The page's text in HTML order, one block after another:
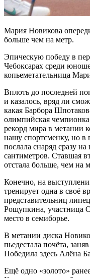
Мария Новикова
больше чем на метр.
Эпическую победу в
Чебоксарах среди
копьеметательница
Вплоть до последней
и казалось, вряд ли
какая Барбора
олимпийская
рекорд мира в метании
нашу спортсменку, но в
послала снаряд сразу
сантиметров. Ставшая
отстала больше, чем на
Конечно, на
тренирует одна в своё
представительниц
Рощупкина, участница
место в семиборье.
В метании диска
пьедестала почёта,
Победила здесь Алёна
Ещё одно «золото»